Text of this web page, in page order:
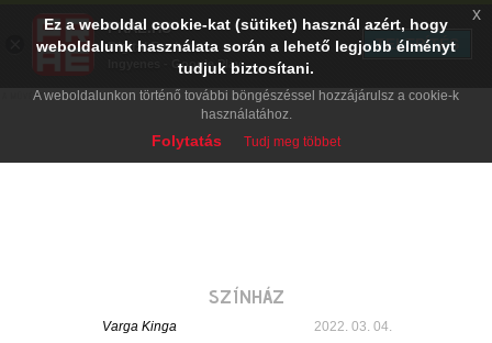
SZÍNHÁZ
Varga Kinga 2022. 03. 04.
Ez a weboldal cookie-kat (sütiket) használ azért, hogy
weboldalunk használata során a lehető legjobb élményt
tudjuk biztosítani.
A weboldalunkon történő további böngészéssel hozzájárulsz a cookie-k
használatához.
Folytatás Tudj meg többet
x
PRAE.HU
Digital Evolution
Ingyenes - Google Play
TELEPÍTÉS